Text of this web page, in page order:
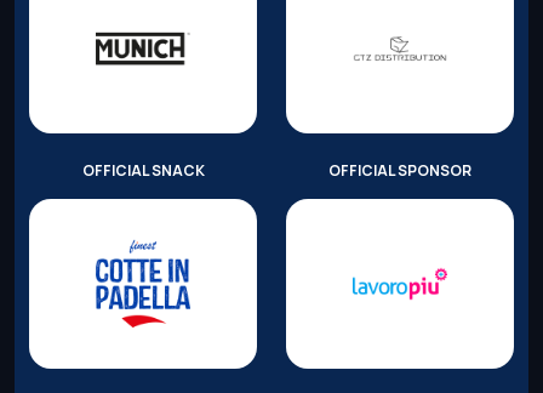
OFFICIAL SNACK OFFICIAL SPONSOR